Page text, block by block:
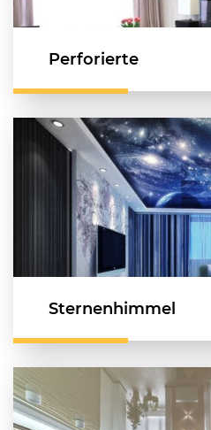
Perforierte
Sternenhimmel